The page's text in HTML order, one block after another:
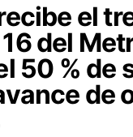
el
del
50 % de
de